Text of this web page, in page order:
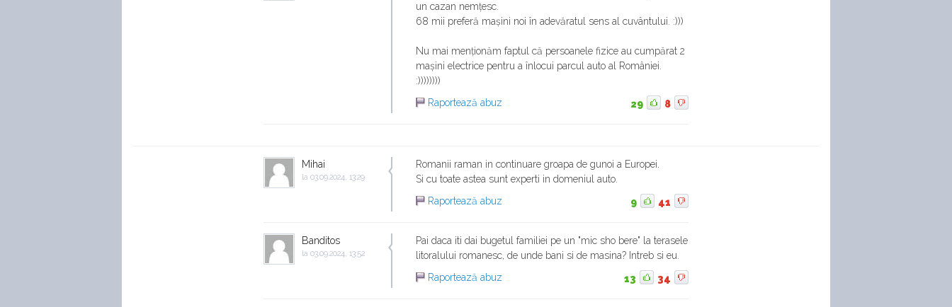
un cazan nemțesc.
68 mii preferă mașini noi în adevăratul sens al cuvântului. :)))
Nu mai menționăm faptul că persoanele fizice au cumpărat 2
mașini electrice pentru a înlocui parcul auto al României.
:))))))))
Raportează abuz
29 8
Mihai
la 03.09.2024, 13:29
Romanii raman in continuare groapa de gunoi a Europei.
Si cu toate astea sunt experti in domeniul auto.
Raportează abuz
9 41
Banditos
la 03.09.2024, 13:52
Pai daca iti dai bugetul familiei pe un "mic sho bere" la terasele
litoralului romanesc, de unde bani si de masina? Intreb si eu.
Raportează abuz
13 34